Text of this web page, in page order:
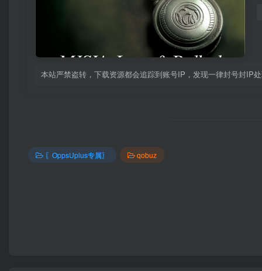
本站严禁盗转，下载资源都会追踪到账号IP，发现一律封号封IP
〖OppsUplus专属〗 qobuz